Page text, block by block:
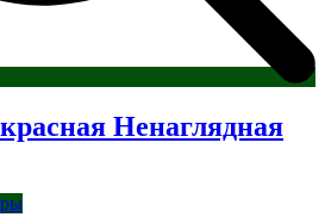
Ненаглядная
Этот